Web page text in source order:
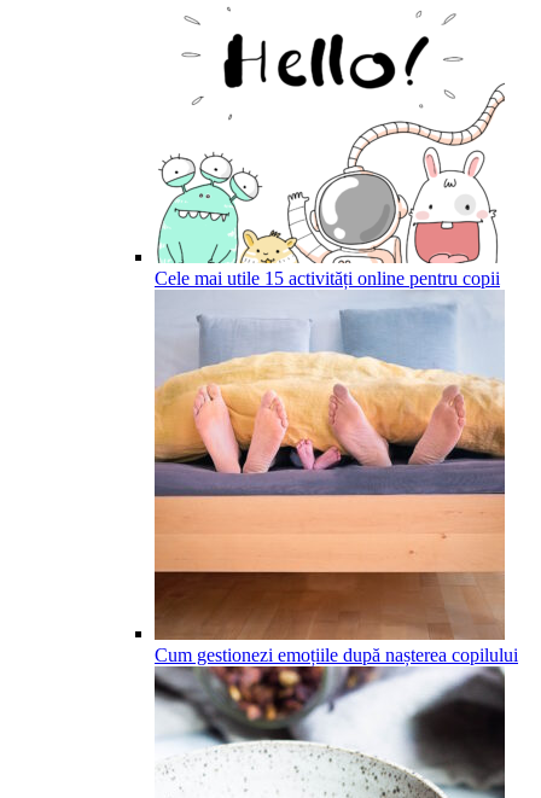
Cele mai utile 15 activități online pentru copii
Cum gestionezi emoțiile după nașterea copilului